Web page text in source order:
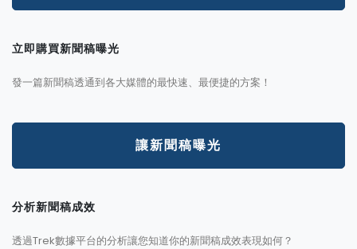
立即購買新聞稿曝光
發一篇新聞稿透通到各大媒體的最快速、最便捷的方案！
讓新聞稿曝光
分析新聞稿成效
透過Trek數據平台的分析讓您知道你的新聞稿成效表現如何？